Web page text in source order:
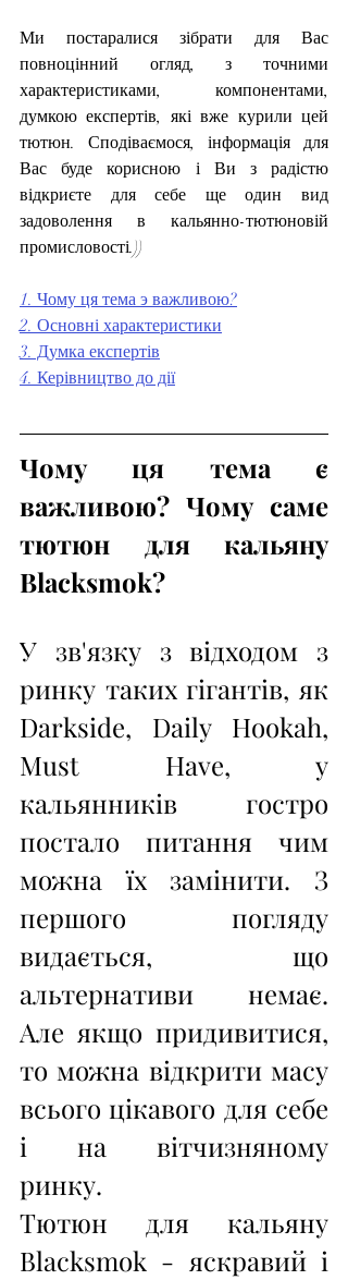
Ми постаралися зібрати для Вас
повноцінний огляд, з точними
характеристиками, компонентами,
думкою експертів, які вже курили цей
тютюн. Сподіваємося, інформація для
Вас буде корисною і Ви з радістю
відкриєте для себе ще один вид
задоволення в кальянно-тютюновій
промисловості.))
1. Чому ця тема э важливою?
2. Основні характеристики
3. Думка експертів
4. Керівництво до дії
Чому ця тема є
важливою? Чому саме
тютюн для кальяну
Blacksmok?
У зв'язку з відходом з
ринку таких гігантів, як
Darkside, Daily Hookah,
Must Have, у
кальянників гостро
постало питання чим
можна їх замінити. З
першого погляду
видається, що
альтернативи немає.
Але якщо придивитися,
то можна відкрити масу
всього цікавого для себе
і на вітчизняному
ринку.
Тютюн для кальяну
Blacksmok - яскравий і